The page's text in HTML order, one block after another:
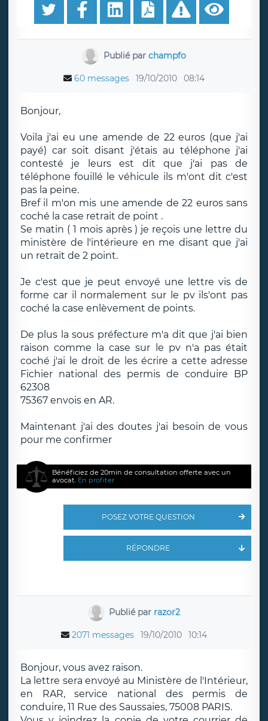
Publié par champfo
60 messages 19/10/2010 08:14
Bonjour,
Voila j'ai eu une amende de 22 euros (que j'ai
payé) car soit disant j'étais au téléphone j'ai
contesté je leurs est dit que j'ai pas de
téléphone fouillé le véhicule ils m'ont dit c'est
pas la peine.
Bref il m'on mis une amende de 22 euros sans
coché la case retrait de point .
Se matin ( 1 mois après ) je reçois une lettre du
ministère de l'intérieure en me disant que j'ai
un retrait de 2 point.
Je c'est que je peut envoyé une lettre vis de
forme car il normalement sur le pv ils'ont pas
coché la case enlèvement de points.
De plus la sous préfecture m'a dit que j'ai bien
raison comme la case sur le pv n'a pas était
coché j'ai le droit de les écrire a cette adresse
Fichier national des permis de conduire BP
62308
75367 envois en AR.
Maintenant j'ai des doutes j'ai besoin de vous
pour me confirmer
Bénéficiez de 20min de consultation offerte avec un
avocat. En profiter
POSEZ VOTRE QUESTION
RÉPONDRE
Publié par razor2
2071 messages 19/10/2010 10:14
Bonjour, vous avez raison.
La lettre sera envoyé au Ministère de l'Intérieur,
en RAR, service national des permis de
conduire, 11 Rue des Saussaies, 75008 PARIS.